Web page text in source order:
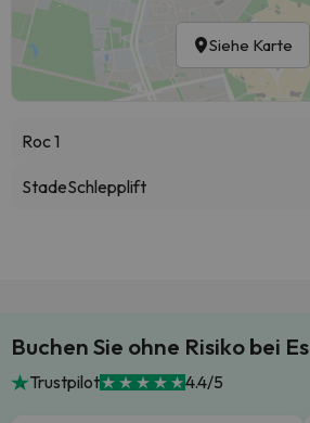
Siehe Karte
Roc 1
StadeSchlepplift
Buchen Sie ohne Risiko bei
Trustpilot 4.4/5